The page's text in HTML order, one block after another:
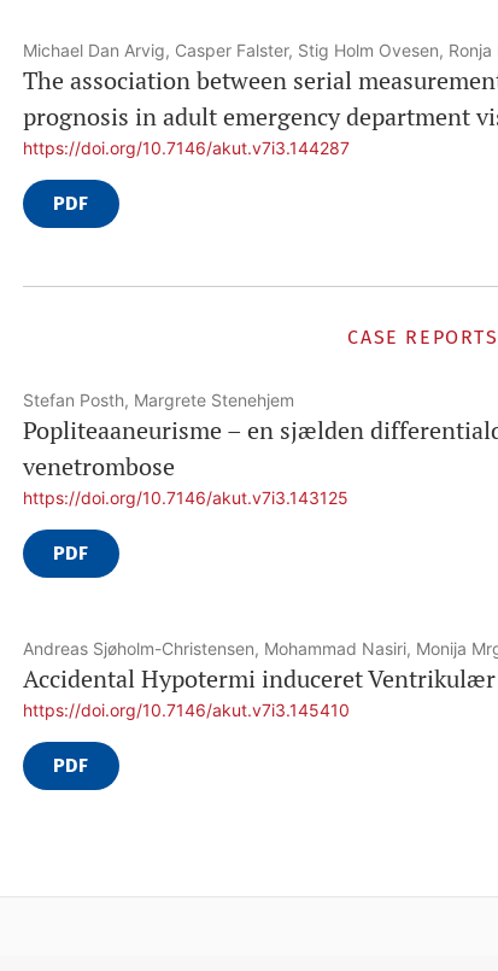
Michael Dan Arvig, Casper Falster, Stig Holm Ovesen,
The association between serial
prognosis in adult emergency department
https://doi.org/10.7146/akut.v7i3.144287
PDF
CASE
Stefan Posth, Margrete Stenehjem
Popliteaaneurisme – en sjælden
venetrombose
https://doi.org/10.7146/akut.v7i3.143125
PDF
Andreas Sjøholm-Christensen, Mohammad Nasiri, Monija
Accidental Hypotermi induceret
https://doi.org/10.7146/akut.v7i3.145410
PDF